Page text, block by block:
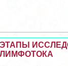
ЭТАПЫ
ЛИМФОТОКА